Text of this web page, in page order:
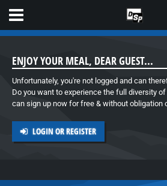
ENJOY YOUR MEAL, DEAR GUEST...
Unfortunately, you're not logged and can
Do you want to experience the full diversity
can sign up now for free & without obligation
LOGIN OR REGISTER